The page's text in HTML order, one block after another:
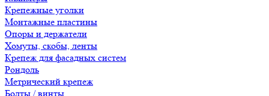
Крепежные уголки
Монтажные пластины
Опоры и держатели
Хомуты, скобы, ленты
Крепеж для фасадных систем
Рондоль
Метрический крепеж
Болты / винты